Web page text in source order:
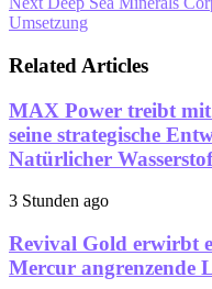
Umsetzung
Related Articles
MAX Power treibt
seine strategische
Natürlicher
3 Stunden ago
Revival Gold erwirbt
Mercur angrenzende